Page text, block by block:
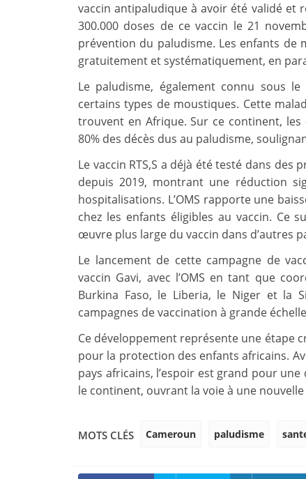
vaccin antipaludique à avoir été validé et
300.000 doses de ce vaccin le 21
prévention du paludisme. Les enfants de
gratuitement et systématiquement, en
Le paludisme, également connu sous
certains types de moustiques. Cette
trouvent en Afrique. Sur ce continent,
80% des décès dus au paludisme,
Le vaccin RTS,S a déjà été testé dans
depuis 2019, montrant une réduction
hospitalisations. L’OMS rapporte une
chez les enfants éligibles au vaccin. Ce
œuvre plus large du vaccin dans d’autres
Le lancement de cette campagne de
vaccin Gavi, avec l’OMS en tant que
Burkina Faso, le Liberia, le Niger et la
campagnes de vaccination à grande
Ce développement représente une étape
pour la protection des enfants africains.
pays africains, l’espoir est grand pour
le continent, ouvrant la voie à une
MOTS CLÉS Cameroun paludisme